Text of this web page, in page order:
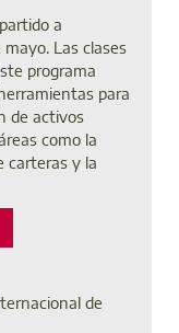
a
Las clases
programa
para
de activos
como la
carteras y la